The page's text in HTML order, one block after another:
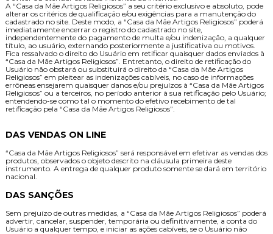
A “Casa da Mãe Artigos Religiosos” a seu critério exclusivo e absoluto, pode
alterar os critérios de qualificação e/ou exigências para a manutenção do
cadastrado no site. Deste modo, a “Casa da Mãe Artigos Religiosos” poderá
imediatamente encerrar o registro do cadastrado no site,
independentemente do pagamento de multa e/ou indenização, a qualquer
título, ao usuário, externando posteriormente a justificativa ou motivos.
Fica ressalvado o direito do Usuário em retificar quaisquer dados enviados à
“Casa da Mãe Artigos Religiosos”. Entretanto, o direito de retificação do
Usuário não obstará ou substituirá o direito da “Casa da Mãe Artigos
Religiosos” em pleitear as indenizações cabíveis, no caso de informações
errôneas ensejarem quaisquer danos e/ou prejuízos à “Casa da Mãe Artigos
Religiosos” ou a terceiros, no período anterior à sua retificação pelo Usuário;
entendendo-se como tal o momento do efetivo recebimento de tal
retificação pela “Casa da Mãe Artigos Religiosos”.
DAS VENDAS ON LINE
“Casa da Mãe Artigos Religiosos” será responsável em efetivar as vendas dos
produtos, observados o objeto descrito na cláusula primeira deste
instrumento. A entrega de qualquer produto somente se dará em território
nacional.
DAS SANÇÕES
Sem prejuízo de outras medidas, a “Casa da Mãe Artigos Religiosos” poderá
advertir, cancelar, suspender, temporária ou definitivamente, a conta do
Usuário a qualquer tempo, e iniciar as ações cabíveis, se o Usuário não